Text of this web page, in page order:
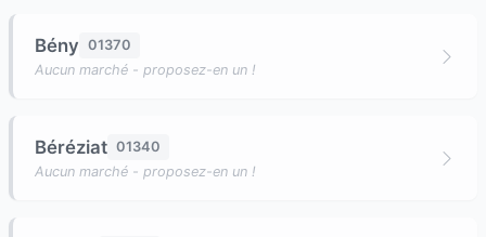
Bény 01370
Aucun marché - proposez-en un !
Béréziat 01340
Aucun marché - proposez-en un !